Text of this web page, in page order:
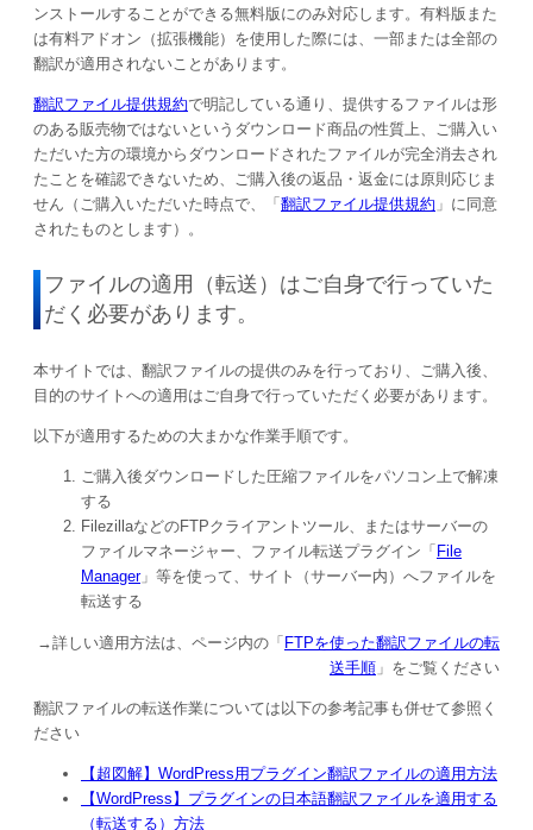
ンストールすることができる無料版にのみ対応します。有料版また
は有料アドオン（拡張機能）を使用した際には、一部または全部の
翻訳が適用されないことがあります。
翻訳ファイル提供規約で明記している通り、提供するファイルは形
のある販売物ではないというダウンロード商品の性質上、ご購入い
ただいた方の環境からダウンロードされたファイルが完全消去され
たことを確認できないため、ご購入後の返品・返金には原則応じま
せん（ご購入いただいた時点で、「 翻訳ファイル提供規約 」に同意
されたものとします）。
ファイルの適用（転送）はご自身で行っていた
だく必要があります。
本サイトでは、翻訳ファイルの提供のみを行っており、ご購入後、
目的のサイトへの適用はご自身で行っていただく必要があります。
以下が適用するための大まかな作業手順です。
ご購入後ダウンロードした圧縮ファイルをパソコン上で解凍
する
FilezillaなどのFTPクライアントツール、またはサーバーの
ファイルマネージャー、ファイル転送プラグイン「 File
Manager」等を使って、サイト（サーバー内）へファイルを
転送する
→詳しい適用方法は、ページ内の「FTPを使った翻訳ファイルの転
送手順 」をご覧ください
翻訳ファイルの転送作業については以下の参考記事も併せて参照く
ださい
【超図解】WordPress用プラグイン翻訳ファイルの適用方法
【WordPress】プラグインの日本語翻訳ファイルを適用する
（転送する）方法